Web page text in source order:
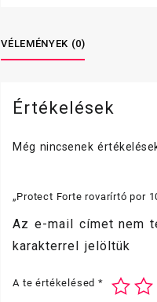
VÉLEMÉNYEK (0)
Értékelések
Még nincsenek
„Protect Forte rovarírtó por
Az e-mail címet nem
karakterrel jelöltük
A te értékelésed *